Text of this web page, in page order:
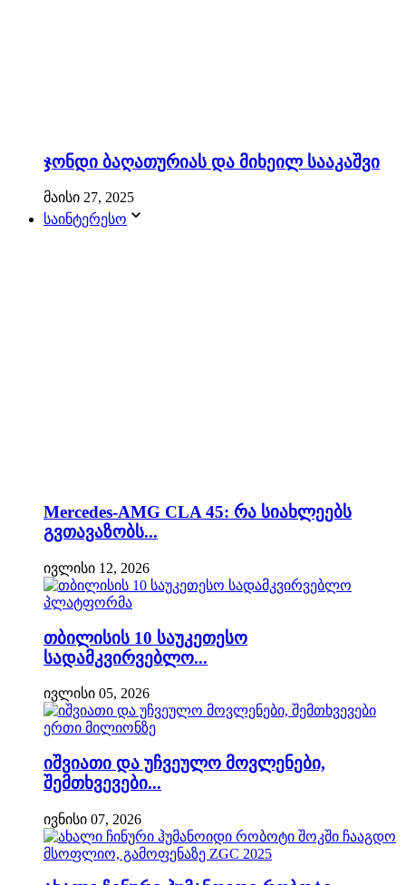
ჯონდი ბაღათურიას და მიხეილ სააკაშვი
მაისი 27, 2025
საინტერესო
Mercedes-AMG CLA 45: რა სიახლეებს
გვთავაზობს...
ივლისი 12, 2026
თბილისის 10 საუკეთესო
სადამკვირვებლო...
ივლისი 05, 2026
იშვიათი და უჩვეულო მოვლენები,
შემთხვევები...
ივნისი 07, 2026